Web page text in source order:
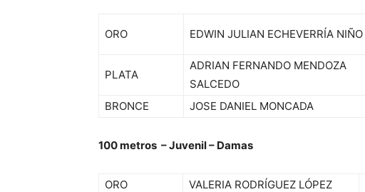
ORO EDWIN JULIAN ECHEVERRÍA NIÑO
PLATA
ADRIAN FERNANDO MENDOZA
SALCEDO
BRONCE JOSE DANIEL MONCADA
100 metros – Juvenil – Damas
ORO VALERIA RODRÍGUEZ LÓPEZ